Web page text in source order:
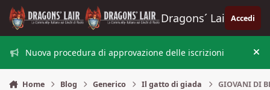
Vai al contenuto
Dragons´ Lair Accedi
Nuova procedura di approvazione delle iscrizioni
Home Blog Generico Il gatto di giada GIOVANI DI